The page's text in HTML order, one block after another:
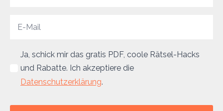
Ja, schick mir das gratis PDF, coole Rätsel-Hacks
und Rabatte. Ich akzeptiere die
Datenschutzerklärung.